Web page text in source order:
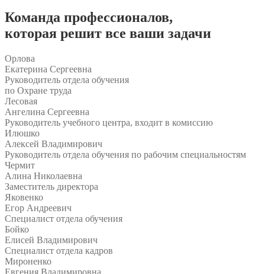
Команда профессионалов,
которая решит все ваши задачи
Орлова
Екатерина Сергеевна
Руководитель отдела обучения
по Охране труда
Лесовая
Ангелина Сергеевна
Руководитель учебного центра, входит в комиссию
Илюшко
Алексей Владимирович
Руководитель отдела обучения по рабочим специальностям
Чермит
Алина Николаевна
Заместитель директора
Яковенко
Егор Андреевич
Специалист отдела обучения
Бойко
Елисей Владимирович
Специалист отдела кадров
Мироненко
Евгения Владимировна